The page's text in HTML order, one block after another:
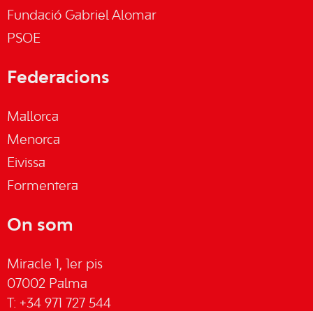
Fundació Gabriel Alomar
PSOE
Federacions
Mallorca
Menorca
Eivissa
Formentera
On som
Miracle 1, 1er pis
07002 Palma
T: +34 971 727 544